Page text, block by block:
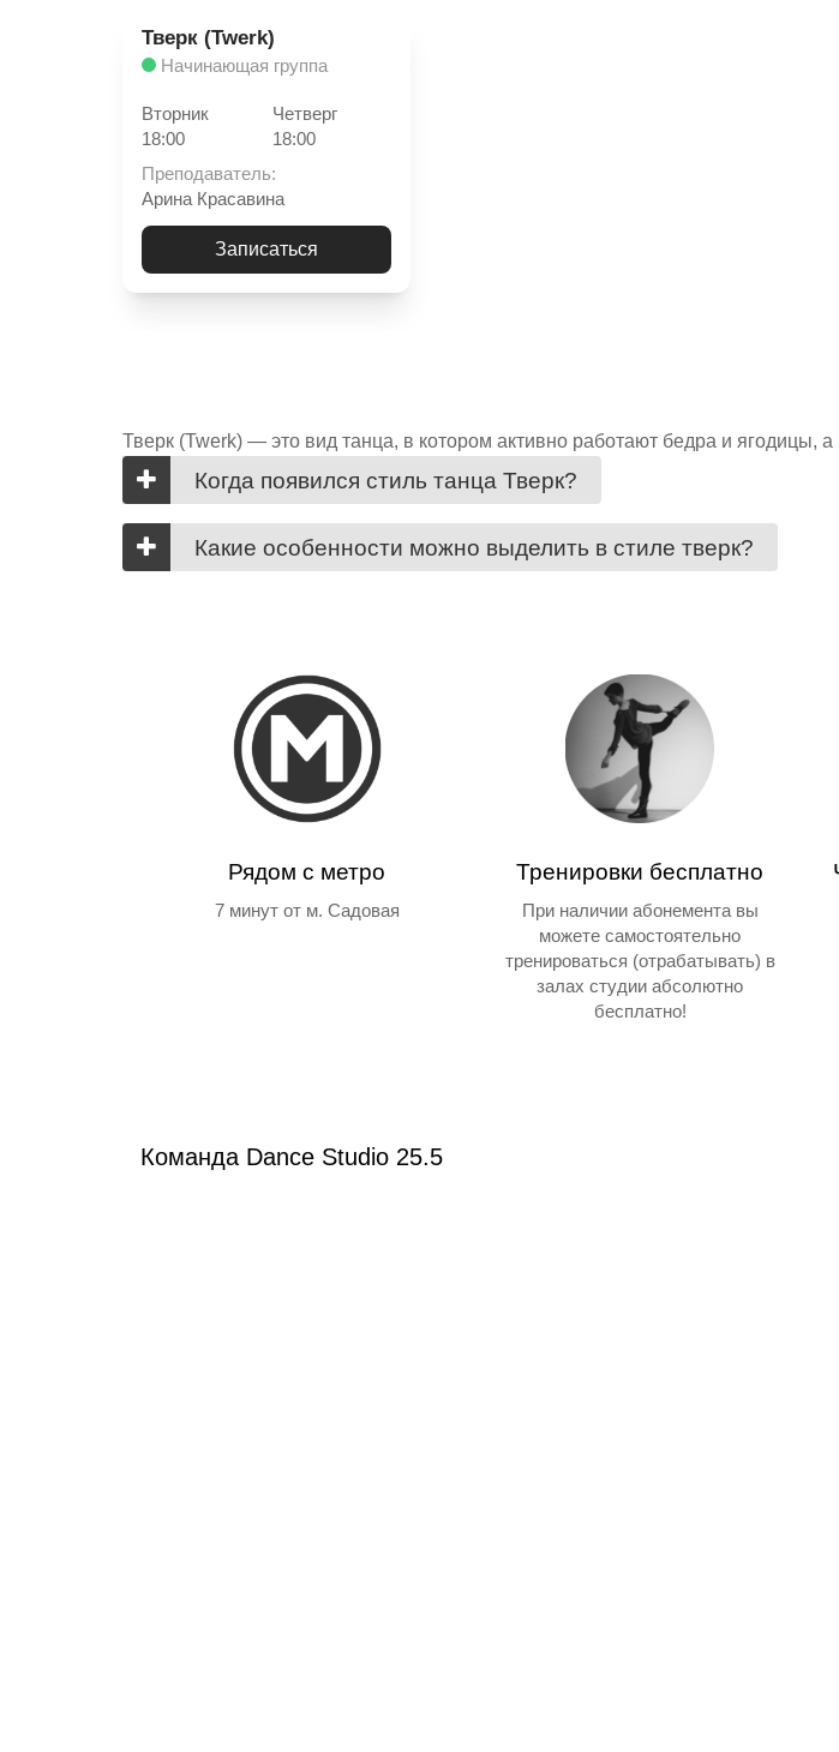
Тверк (Twerk)
Начинающая группа
Вторник
18:00
Четверг
18:00
Преподаватель:
Арина Красавина
Записаться
Тверк (Twerk) — это вид танца, в котором активно работают бедра и ягодицы,
Когда появился стиль танца Тверк?
Какие особенности можно выделить в стиле тверк?
Рядом с метро
7 минут от м. Садовая
Тренировки бесплатно
При наличии абонемента вы
можете самостоятельно
тренироваться (отрабатывать) в
залах студии абсолютно
бесплатно!
Команда Dance Studio 25.5